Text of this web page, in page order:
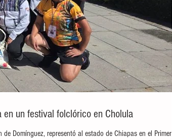
un festival folclórico en Cholula
Domínguez, representó al estado de Chiapas en el Primer